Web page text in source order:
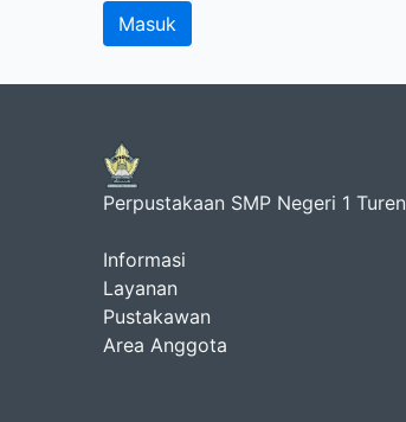
Perpustakaan SMP Negeri 1 Turen
Informasi
Layanan
Pustakawan
Area Anggota